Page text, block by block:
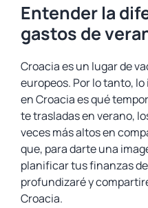
Entender la
gastos de
Croacia es un lugar de
europeos. Por lo tanto,
en Croacia es qué
te trasladas en verano,
veces más altos en
que, para darte una
planificar tus finanzas
profundizaré y
Croacia.